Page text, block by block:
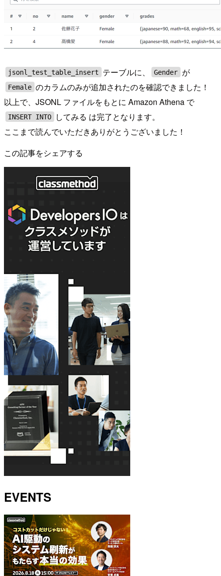
jsonl_test_table_insert テーブルに、 Gender が
Female のカラムのみが追加されたのを確認できました！
以上で、JSONL ファイルをもとに Amazon Athena で
INSERT INTO
してみる は完了となります。
ここまで読んでいただきありがとうございました！
この記事をシェアする
EVENTS